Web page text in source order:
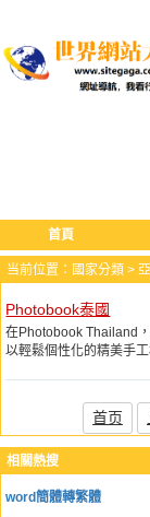
首頁
相關熱搜
word簡體轉繁體
当前位置： 國家分類 >
Photobook泰國
在Photobook Thailand
以輕鬆個性化的精美手工
首页